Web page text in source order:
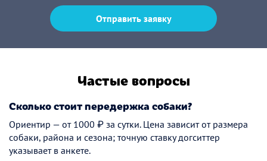
Отправить заявку
Частые вопросы
Сколько стоит передержка собаки?
Ориентир — от 1000 ₽ за сутки. Цена зависит от размера
собаки, района и сезона; точную ставку догситтер
указывает в анкете.